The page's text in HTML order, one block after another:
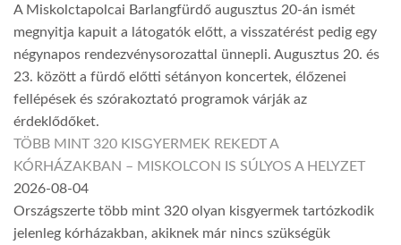
A Miskolctapolcai Barlangfürdő augusztus 20-án ismét
megnyitja kapuit a látogatók előtt, a visszatérést pedig egy
négynapos rendezvénysorozattal ünnepli. Augusztus 20. és
23. között a fürdő előtti sétányon koncertek, élőzenei
fellépések és szórakoztató programok várják az
érdeklődőket.
TÖBB MINT 320 KISGYERMEK REKEDT A
KÓRHÁZAKBAN – MISKOLCON IS SÚLYOS A HELYZET
2026-08-04
Országszerte több mint 320 olyan kisgyermek tartózkodik
jelenleg kórházakban, akiknek már nincs szükségük